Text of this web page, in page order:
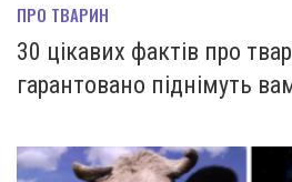
ПРО ТВАРИН
30 цікавих фактів про
гарантовано піднімуть